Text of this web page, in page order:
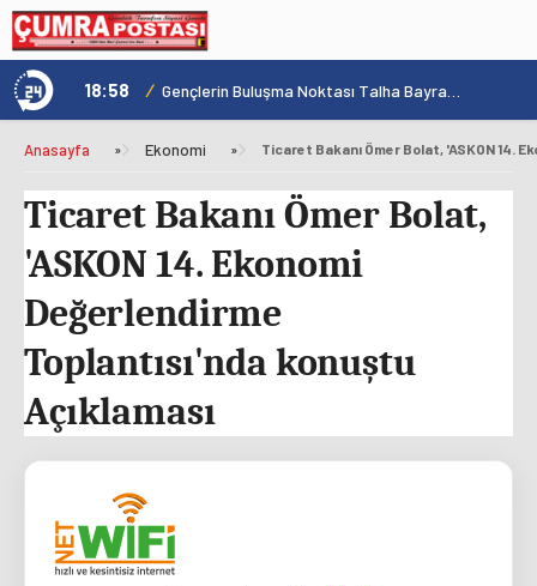
Konya'nın Zengin Mutfağı GastroFest'te Tanıtılacak 18:58 /
Anasayfa » Ekonomi »
Ticaret Bakanı Ömer Bolat,
'ASKON 14. Ekonomi
Değerlendirme
Toplantısı'nda konuştu
Açıklaması